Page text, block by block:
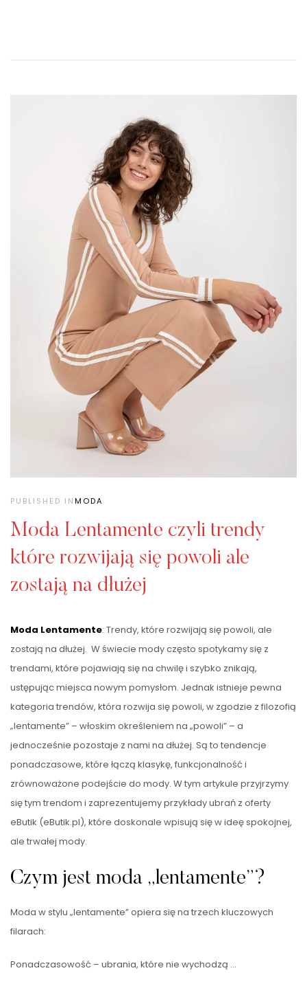
PUBLISHED INMODA
Moda Lentamente czyli trendy
które rozwijają się powoli ale
zostają na dłużej
Moda Lentamente: Trendy, które rozwijają się powoli, ale
zostają na dłużej. W świecie mody często spotykamy się z
trendami, które pojawiają się na chwilę i szybko znikają,
ustępując miejsca nowym pomysłom. Jednak istnieje pewna
kategoria trendów, która rozwija się powoli, w zgodzie z filozofią
„lentamente” – włoskim określeniem na „powoli” – a
jednocześnie pozostaje z nami na dłużej. Są to tendencje
ponadczasowe, które łączą klasykę, funkcjonalność i
zrównoważone podejście do mody. W tym artykule przyjrzymy
się tym trendom i zaprezentujemy przykłady ubrań z oferty
eButik (eButik.pl), które doskonale wpisują się w ideę spokojnej,
ale trwałej mody.
Czym jest moda „lentamente”?
Moda w stylu „lentamente” opiera się na trzech kluczowych
filarach:
Ponadczasowość – ubrania, które nie wychodzą …